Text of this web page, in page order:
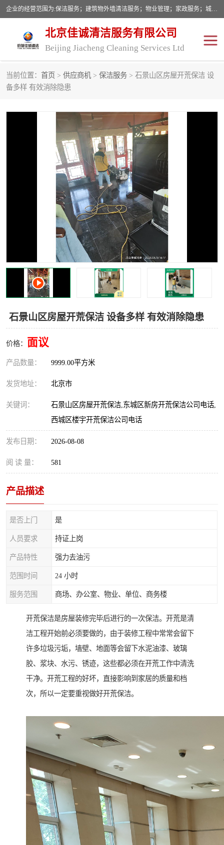
企业的经营范围为:保洁服务；建筑物外墙清洁服务；物业管理；家政服务；城市园林绿化；劳务分包；技术开发、技术转让、技术服务；销售保洁设备、卫生用品、化工产品（不含危险化学品及一类易制毒化学品）、日用品、办公设备、建筑材料、装饰材料；图文设计；清洁服务（不含餐具消毒）；中央空调维修；工程设计；施工总承包；专业承包。
北京佳诚清洁服务有限公司
Beijing Jiacheng Cleaning Services Ltd
当前位置： 首页 > 供应商机 > 保洁服务 > 石景山区房屋开荒保洁 设
备多样 有效消除隐患
石景山区房屋开荒保洁 设备多样 有效消除隐患
价格： 面议
产品数量： 9999.00平方米
发货地址： 北京市
关键词：
石景山区房屋开荒保洁,东城区新房开荒保洁公司电话,
西城区楼宇开荒保洁公司电话
发布日期： 2026-08-08
阅 读 量： 581
产品描述
是否上门 是
人员要求 持证上岗
产品特性 强力去油污
范围时间 24 小时
服务范围 商场、办公室、物业、单位、商务楼
开荒保洁是房屋装修完毕后进行的一次保洁。开荒是清
洁工程开始前必须要做的，由于装修工程中常常会留下
许多垃圾污垢，墙壁、地面等会留下水泥油漆、玻璃
胶、浆块、水污、锈迹，这些都必须在开荒工作中清洗
干净。开荒工程的好坏，直接影响到家居的质量和档
次，所以一定要重视做好开荒保洁。
外墙清洗
开荒保洁 保洁服务
建筑物外墙维修